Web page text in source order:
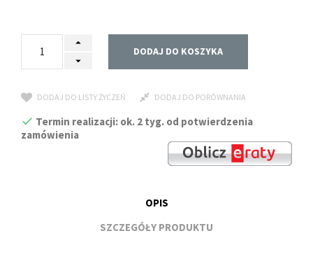
DODAJ DO KOSZYKA
DODAJ DO LISTY ŻYCZEŃ DODAJ DO PORÓWNANIA
Termin realizacji: ok. 2 tyg. od potwierdzenia
zamówienia
OPIS
SZCZEGÓŁY PRODUKTU